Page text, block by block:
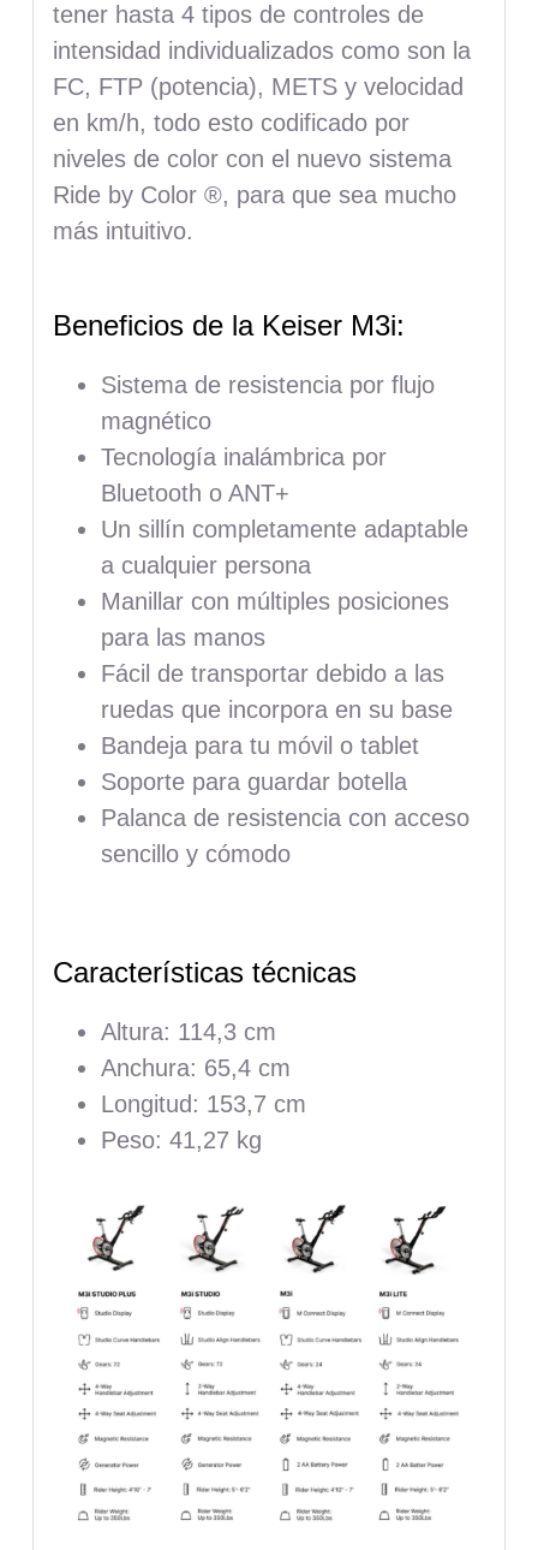
tener hasta 4 tipos de controles de
intensidad individualizados como son la
FC, FTP (potencia), METS y velocidad
en km/h, todo esto codificado por
niveles de color con el nuevo sistema
Ride by Color ®, para que sea mucho
más intuitivo.
Beneficios de la Keiser M3i:
Sistema de resistencia por flujo
magnético
Tecnología inalámbrica por
Bluetooth o ANT+
Un sillín completamente adaptable
a cualquier persona
Manillar con múltiples posiciones
para las manos
Fácil de transportar debido a las
ruedas que incorpora en su base
Bandeja para tu móvil o tablet
Soporte para guardar botella
Palanca de resistencia con acceso
sencillo y cómodo
Características técnicas
Altura: 114,3 cm
Anchura: 65,4 cm
Longitud: 153,7 cm
Peso: 41,27 kg